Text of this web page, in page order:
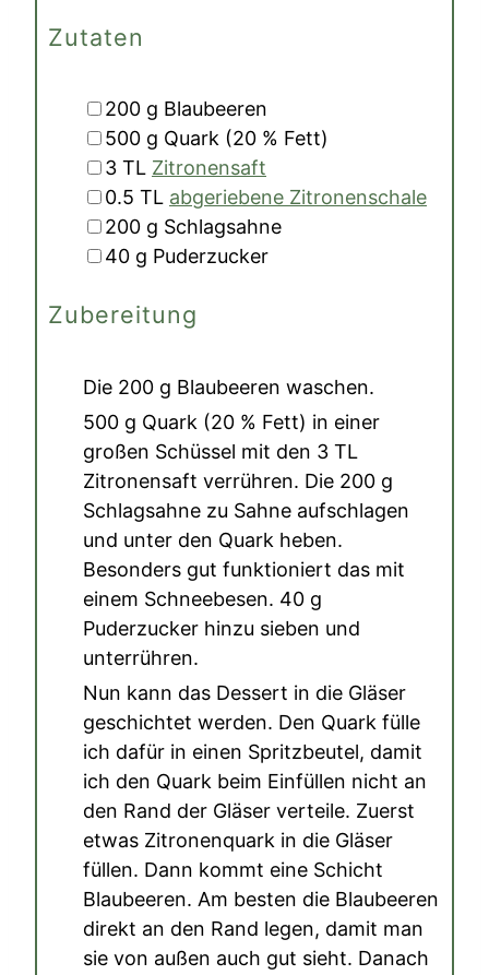
Zutaten
▢
200 g Blaubeeren
▢
500 g Quark (20 % Fett)
▢
3 TL Zitronensaft
▢
0.5 TL abgeriebene Zitronenschale
▢
200 g Schlagsahne
▢
40 g Puderzucker
Zubereitung
Die 200 g Blaubeeren waschen.
500 g Quark (20 % Fett) in einer
großen Schüssel mit den 3 TL
Zitronensaft verrühren. Die 200 g
Schlagsahne zu Sahne aufschlagen
und unter den Quark heben.
Besonders gut funktioniert das mit
einem Schneebesen. 40 g
Puderzucker hinzu sieben und
unterrühren.
Nun kann das Dessert in die Gläser
geschichtet werden. Den Quark fülle
ich dafür in einen Spritzbeutel, damit
ich den Quark beim Einfüllen nicht an
den Rand der Gläser verteile. Zuerst
etwas Zitronenquark in die Gläser
füllen. Dann kommt eine Schicht
Blaubeeren. Am besten die Blaubeeren
direkt an den Rand legen, damit man
sie von außen auch gut sieht. Danach